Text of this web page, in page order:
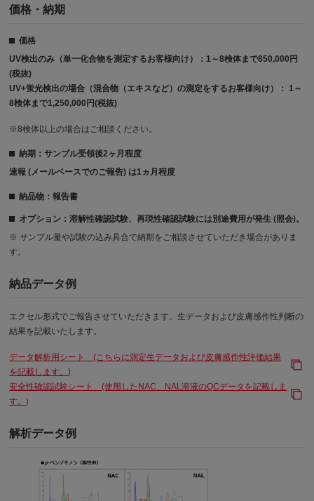
価格・納期
価格
UV検出のみ（単一化合物を測定するお客様向け）：1～8検体まで850,000円
(税抜)
UV+蛍光検出の場合（混合物（エキスなど）の測定をするお客様向け）： 1～
8検体まで1,250,000円(税抜)
※8検体以上の場合はご相談ください。
納期：サンプル受領後2ヶ月程度
速報 (メールベースでのご報告) は1ヵ月程度
納品物：報告書
オプション：溶解性確認試験、再現性確認試験には別途費用が発生 (照会)。
※ サンプル量や試験の込み具合で納期をご相談させていただき場合がありま
す。
納品データ例
エクセル形式でご報告させていただきます。生データおよび皮膚感作性判断の
結果を記載いたします。
データ解析用シート (こちらに測定生データおよび皮膚感作性評価結果
を記載します。)
安全性確認試験シート (使用したNAC、NAL溶液のQCデータを記載しま
す。)
解析データ例